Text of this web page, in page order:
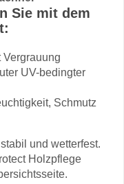
Sie mit dem
Vergrauung
UV-bedingter
Schmutz
und wetterfest.
Holzpflege